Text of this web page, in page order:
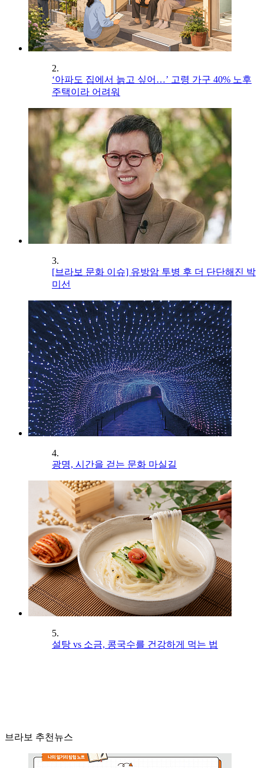
2.
‘아파도 집에서 늙고 싶어…’ 고령 가구 40% 노후
주택이라 어려워
3.
[브라보 문화 이슈] 유방암 투병 후 더 단단해진 박
미선
4.
광명, 시간을 걷는 문화 마실길
5.
설탕 vs 소금, 콩국수를 건강하게 먹는 법
브라보 추천뉴스